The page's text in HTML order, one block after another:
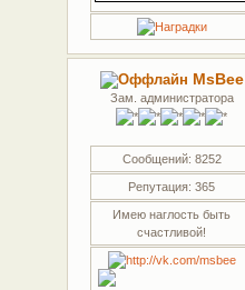
MsBee
Зам. администратора
Сообщений: 8252
Репутация: 365
Имею наглость быть
счастливой!